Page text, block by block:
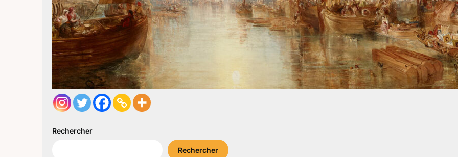
Rechercher
Rechercher